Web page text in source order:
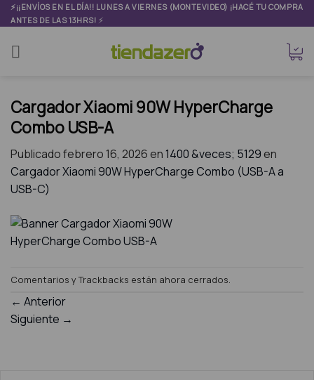
Skip
to
content
⚡¡¡ENVÍOS EN EL DÍA!! LUNES A VIERNES (MONTEVIDEO) ¡HACÉ TU COMPRA
ANTES DE LAS 13HRS! ⚡
Cargador Xiaomi 90W HyperCharge
Combo USB-A
Publicadofebrero 16, 2026en1400 &veces; 5129en
Cargador Xiaomi 90W HyperCharge Combo (USB-A a
USB-C)
Comentarios y Trackbacks están ahora cerrados.
← Anterior
Siguiente →